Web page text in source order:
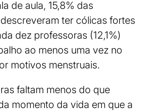
de aula, 15,8% das
ter cólicas fortes
dez professoras (12,1%)
ao menos uma vez no
motivos menstruais.
faltam menos do que
momento da vida em que a